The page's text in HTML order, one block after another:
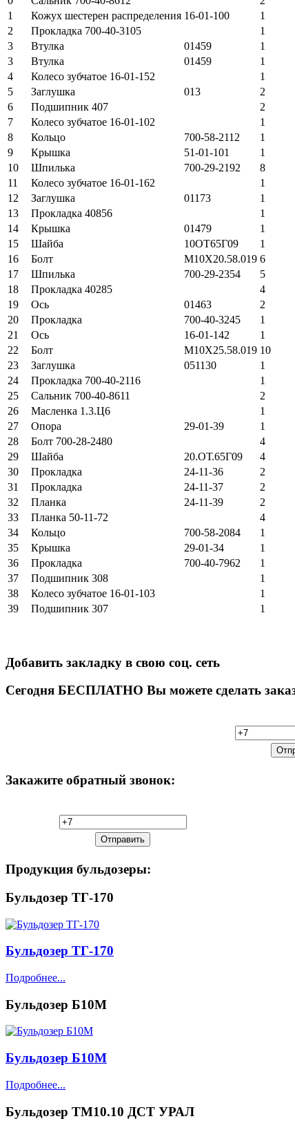
1
Кожух шестерен распределения 16-01-100
1
2
Прокладка 700-40-3105
1
3
Втулка 01459
1
3
Втулка 01459
1
4
Колесо зубчатое 16-01-152
1
5
Заглушка 013
2
6
Подшипник 407
2
7
Колесо зубчатое 16-01-102
1
8
Кольцо 700-58-2112
1
9
Крышка 51-01-101
1
10
Шпилька 700-29-2192
8
11
Колесо зубчатое 16-01-162
1
12
Заглушка 01173
1
13
Прокладка 40856
1
14
Крышка 01479
1
15
Шайба 10ОТ65Г09
1
16
Болт М10Х20.58.019 6
17
Шпилька 700-29-2354
5
18
Прокладка 40285
4
19
Ось 01463
2
20
Прокладка 700-40-3245
1
21
Ось 16-01-142
1
22
Болт М10Х25.58.019 10
23
Заглушка 051130
1
24
Прокладка 700-40-2116
1
25
Сальник 700-40-8611
2
26
Масленка 1.3.Ц6
1
27
Опора 29-01-39
1
28
Болт 700-28-2480
4
29
Шайба 20.ОТ.65Г09
4
30
Прокладка 24-11-36
2
31
Прокладка 24-11-37
2
32
Планка 24-11-39
2
33
Планка 50-11-72
4
34
Кольцо 700-58-2084
1
35
Крышка 29-01-34
1
36
Прокладка 700-40-7962
1
37
Подшипник 308
1
38
Колесо зубчатое 16-01-103
1
39
Подшипник 307 1
Добавить закладку в свою соц. сеть
Сегодня БЕСПЛАТНО Вы можете сделать заказ
Закажите обратный звонок:
Продукция бульдозеры:
Бульдозер ТГ-170
Бульдозер ТГ-170
Подробнее...
Бульдозер Б10М
Бульдозер Б10М
Подробнее...
Бульдозер ТМ10.10 ДСТ УРАЛ